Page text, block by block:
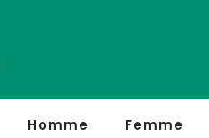
Homme Femme